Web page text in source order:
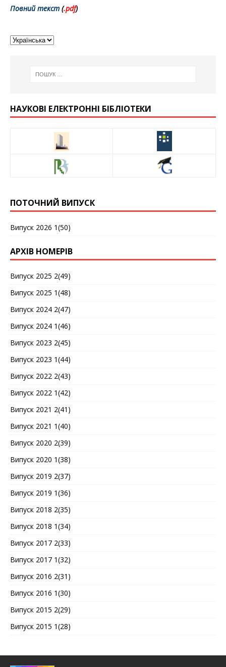
Повний текст (.pdf)
НАУКОВІ ЕЛЕКТРОННІ БІБЛІОТЕКИ
ПОТОЧНИЙ ВИПУСК
Випуск 2026 1(50)
АРХІВ НОМЕРІВ
Випуск 2025 2(49)
Випуск 2025 1(48)
Випуск 2024 2(47)
Випуск 2024 1(46)
Випуск 2023 2(45)
Випуск 2023 1(44)
Випуск 2022 2(43)
Випуск 2022 1(42)
Випуск 2021 2(41)
Випуск 2021 1(40)
Випуск 2020 2(39)
Випуск 2020 1(38)
Випуск 2019 2(37)
Випуск 2019 1(36)
Випуск 2018 2(35)
Випуск 2018 1(34)
Випуск 2017 2(33)
Випуск 2017 1(32)
Випуск 2016 2(31)
Випуск 2016 1(30)
Випуск 2015 2(29)
Випуск 2015 1(28)